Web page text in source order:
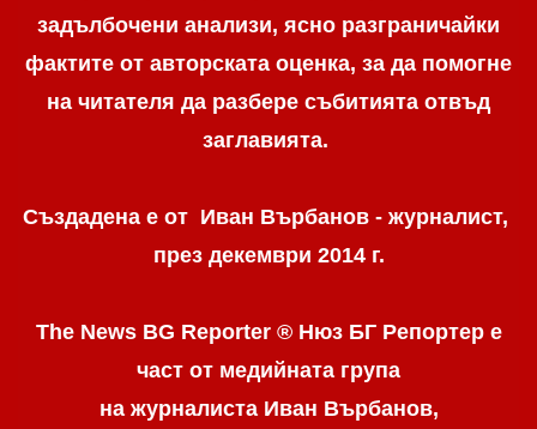
задълбочени анализи, ясно разграничaйки
фактите от авторската оценка, за да помогне
на читателя да разбере събитията отвъд
заглавията.
Създадена е от Иван Върбанов - журналист,
през декември 2014 г.
The News BG Reporter ® Нюз БГ Репортере
част от медийната група
на журналиста Иван Върбанов,